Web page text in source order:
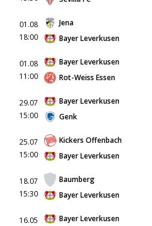
01.08
18:00
Jena
Bayer Leverkusen
01.08
11:00
Bayer Leverkusen
Rot-Weiss Essen
29.07
15:00
Bayer Leverkusen
Genk
25.07
15:00
Kickers Offenbach
Bayer Leverkusen
18.07
15:30
Baumberg
Bayer Leverkusen
16.05
Bayer Leverkusen